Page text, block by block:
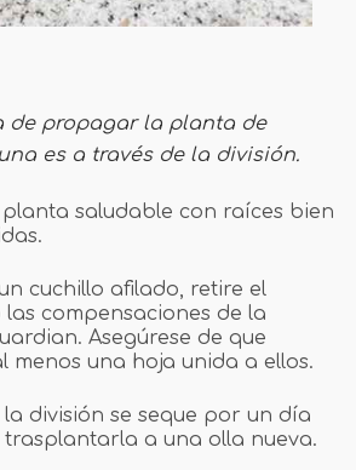
de propagar la planta de
es a través de la división.
planta saludable con raíces bien
cuchillo afilado, retire el
las compensaciones de la
Asegúrese de que
menos una hoja unida a ellos.
la división se seque por un día
trasplantarla a una olla nueva.